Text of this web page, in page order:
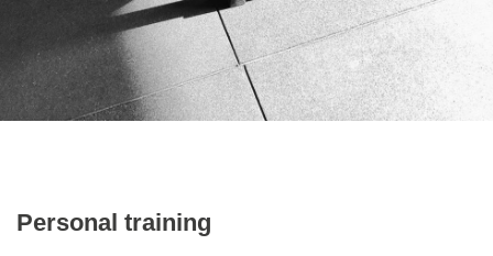
Personal training